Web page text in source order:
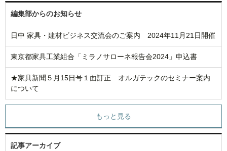
編集部からのお知らせ
日中 家具・建材ビジネス交流会のご案内 2024年11月21日開催
東京都家具工業組合「ミラノサローネ報告会2024」申込書
★家具新聞５月15日号１面訂正 オルガテックのセミナー案内
について
もっと見る
記事アーカイブ